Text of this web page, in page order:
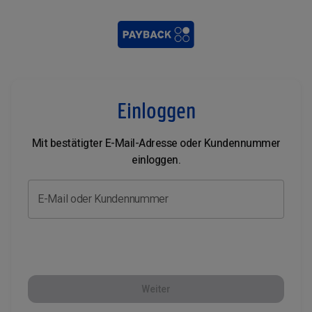
Einloggen
Mit bestätigter E-Mail-Adresse oder Kundennummer
einloggen.
E-Mail oder Kundennummer
Weiter